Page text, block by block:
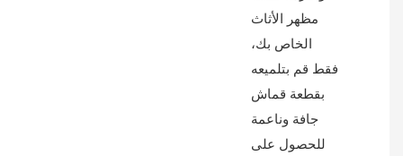
مظهر الأثاث
الخاص بك،
فقط قم بتلميعه
بقطعة قماش
جافة وناعمة
للحصول على